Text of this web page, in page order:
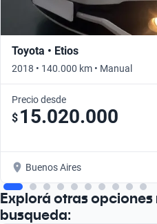
Toyota • Etios
2018 • 140.000 km • Manual
Precio desde
$ 15.020.000
Buenos Aires
Explorá otras
busqueda: